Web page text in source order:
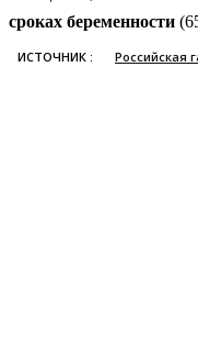
сроках беременности
ИСТОЧНИК : Российская